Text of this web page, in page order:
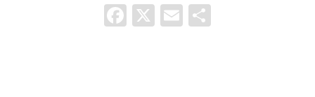
Facebook
X Email